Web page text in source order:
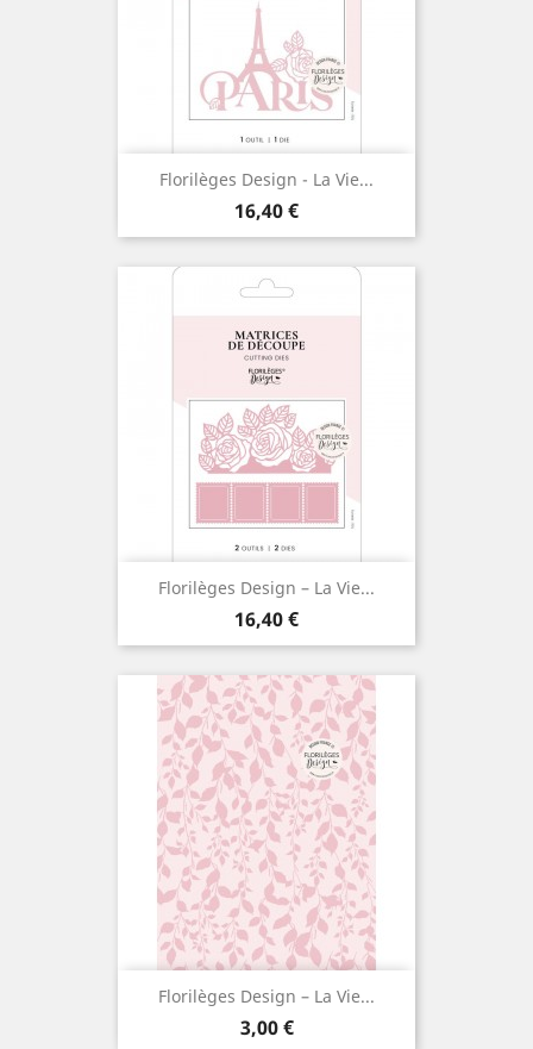
Florilèges Design - La Vie...
Prix
16,40 €
Florilèges Design – La Vie...
Prix
16,40 €
Florilèges Design – La Vie...
Prix
3,00 €